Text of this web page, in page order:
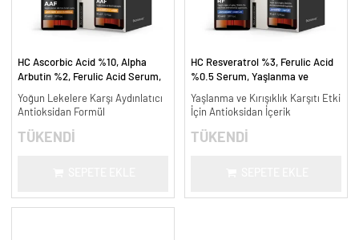
HC Ascorbic Acid %10, Alpha
Arbutin %2, Ferulic Acid Serum,
ml.
Yoğun Lekelere Karşı Aydınlatıcı
Antioksidan Formül
TÜKENDİ
HC Resveratrol %3, Ferulic Acid
%0.5 Serum, Yaşlanma ve
Yaşlanma ve Kırışıklık Karşıtı Etki
İçin Antioksidan İçerik
TÜKENDİ